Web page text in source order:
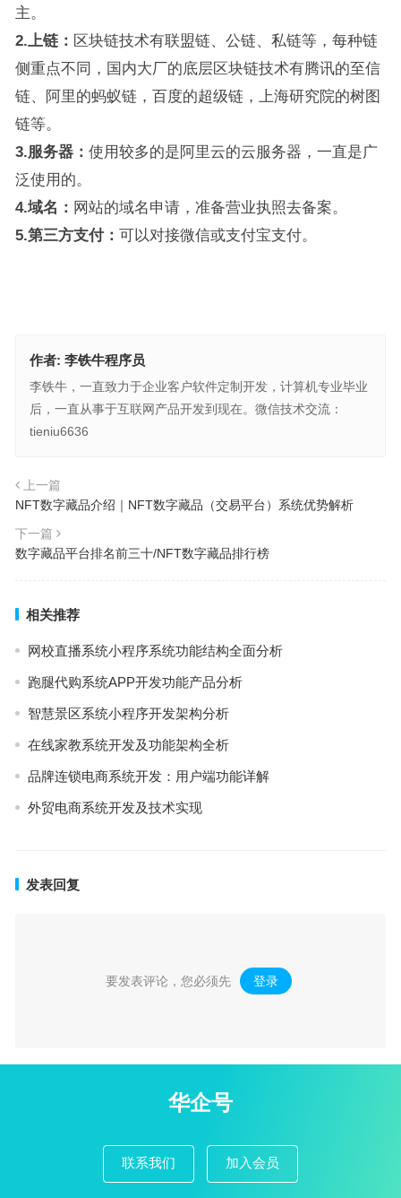
主。
2.上链： 区块链技术有联盟链、公链、私链等，每种链
侧重点不同，国内大厂的底层区块链技术有腾讯的至信
链、阿里的蚂蚁链，百度的超级链，上海研究院的树图
链等。
3.服务器： 使用较多的是阿里云的云服务器，一直是广
泛使用的。
4.域名： 网站的域名申请，准备营业执照去备案。
5.第三方支付： 可以对接微信或支付宝支付。
作者: 李铁牛程序员
李铁牛，一直致力于企业客户软件定制开发，计算机专业毕业
后，一直从事于互联网产品开发到现在。微信技术交流：
tieniu6636
上一篇
NFT数字藏品介绍｜NFT数字藏品（交易平台）系统优势解析
下一篇
数字藏品平台排名前三十/NFT数字藏品排行榜
相关推荐
网校直播系统小程序系统功能结构全面分析
跑腿代购系统APP开发功能产品分析
智慧景区系统小程序开发架构分析
在线家教系统开发及功能架构全析
品牌连锁电商系统开发：用户端功能详解
外贸电商系统开发及技术实现
发表回复
要发表评论，您必须先 登录 。
华企号
联系我们 加入会员